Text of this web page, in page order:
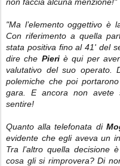
"Ma l’elemento oggettivo è
Con riferimento a quella
stata positiva fino al 41' del
dire che Pieriè qui per
valutativo del suo operato.
polemiche che poi
gara. E ancora non avete
sentire!
Quanto alla telefonata di
evidente che egli aveva un
Tra l’altro quella decisione
cosa gli si rimprovera? Di